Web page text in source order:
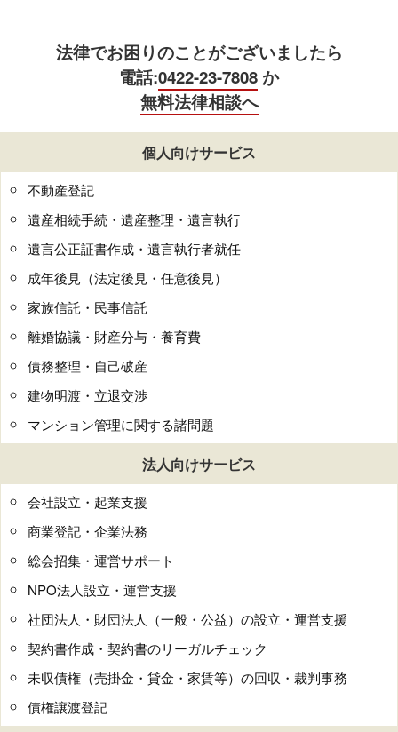
法律でお困りのことがございましたら
電話:0422-23-7808か
無料法律相談へ
個人向けサービス
不動産登記
遺産相続手続・遺産整理・遺言執行
遺言公正証書作成・遺言執行者就任
成年後見（法定後見・任意後見）
家族信託・民事信託
離婚協議・財産分与・養育費
債務整理・自己破産
建物明渡・立退交渉
マンション管理に関する諸問題
法人向けサービス
会社設立・起業支援
商業登記・企業法務
総会招集・運営サポート
NPO法人設立・運営支援
社団法人・財団法人（一般・公益）の設立・運営支援
契約書作成・契約書のリーガルチェック
未収債権（売掛金・貸金・家賃等）の回収・裁判事務
債権譲渡登記